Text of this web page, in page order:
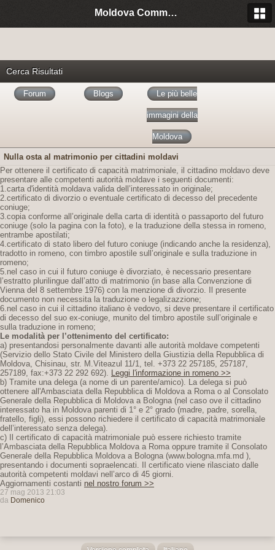
Moldova Community Italia
Cerca Risultati
Forum Blogs Le più belle
immagini della
Moldova
Nulla osta al matrimonio per cittadini moldavi
Per ottenere il certificato di capacità matrimoniale, il cittadino moldavo deve
presentare alle competenti autorità moldave i seguenti documenti:
1.carta d'identità moldava valida dell’interessato in originale;
2.certificato di divorzio o eventuale certificato di decesso del precedente
coniuge;
3.copia conforme all’originale della carta di identità o passaporto del futuro
coniuge (solo la pagina con la foto), e la traduzione della stessa in romeno,
entrambe apostilati;
4.certificato di stato libero del futuro coniuge (indicando anche la residenza),
tradotto in romeno, con timbro apostile sull’originale e sulla traduzione in
romeno;
5.nel caso in cui il futuro coniuge è divorziato, è necessario presentare
l’estratto plurilingue dall’atto di matrimonio (in base alla Convenzione di
Vienna del 8 settembre 1976) con la menzione di divorzio. Il presente
documento non necessita la traduzione o legalizazzione;
6.nel caso in cui il cittadino italiano è vedovo, si deve presentare il certificato
di decesso del suo ex-coniuge, munito del timbro apostile sull’originale e
sulla traduzione in romeno;
Le modalità per l’ottenimento del certificato:
a) presentandosi personalmente davanti alle autorità moldave competenti
(Servizio dello Stato Civile del Ministero della Giustizia della Repubblica di
Moldova, Chisinau, str. M.Viteazul 11/1, tel. +373 22 257185, 257187,
257189, fax:+373 22 292 692). Leggi l'informazione in romeno >>
b) Tramite una delega (a nome di un parente/amico). La delega si può
ottenere all'Ambasciata della Repubblica di Moldova a Roma o al Consolato
Generale della Repubblica di Moldova a Bologna (nel caso ove il cittadino
interessato ha in Moldova parenti di 1° e 2° grado (madre, padre, sorella,
fratello, figli), essi possono richiedere il certificato di capacità matrimoniale
dell’interessato senza delega).
c) Il certificato di capacità matrimoniale può essere richiesto tramite
l’Ambasciata della Repubblica Moldova a Roma oppure tramite il Consolato
Generale della Repubblica Moldova a Bologna (www.bologna.mfa.md ),
presentando i documenti sopraelencati. Il certificato viene rilasciato dalle
autorità competenti moldavi nell’arco di 45 giorni.
Aggiornamenti costanti nel nostro forum >>
27 mag 2013 21:03
da Domenico